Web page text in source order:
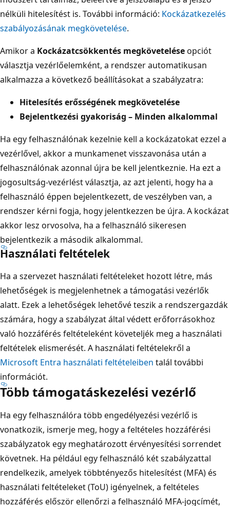
nélküli hitelesítést is. További információ: Kockázatkezelés
szabályozásának megkövetelése.
Amikor a Kockázatcsökkentés megköveteléseopciót
választja vezérlőelemként, a rendszer automatikusan
alkalmazza a következő beállításokat a szabályzatra:
Hitelesítés erősségének megkövetelése
Bejelentkezési gyakoriság – Minden alkalommal
Ha egy felhasználónak kezelnie kell a kockázatokat ezzel a
vezérlővel, akkor a munkamenet visszavonása után a
felhasználónak azonnal újra be kell jelentkeznie. Ha ezt a
jogosultság-vezérlést választja, az azt jelenti, hogy ha a
felhasználó éppen bejelentkezett, de veszélyben van, a
rendszer kérni fogja, hogy jelentkezzen be újra. A kockázat
akkor lesz orvosolva, ha a felhasználó sikeresen
bejelentkezik a második alkalommal.
Használati feltételek
Ha a szervezet használati feltételeket hozott létre, más
lehetőségek is megjelenhetnek a támogatási vezérlők
alatt. Ezek a lehetőségek lehetővé teszik a rendszergazdák
számára, hogy a szabályzat által védett erőforrásokhoz
való hozzáférés feltételeként követeljék meg a használati
feltételek elismerését. A használati feltételekről a
Microsoft Entra használati feltételeiben talál további
információt.
Több támogatáskezelési vezérlő
Ha egy felhasználóra több engedélyezési vezérlő is
vonatkozik, ismerje meg, hogy a feltételes hozzáférési
szabályzatok egy meghatározott érvényesítési sorrendet
követnek. Ha például egy felhasználó két szabályzattal
rendelkezik, amelyek többtényezős hitelesítést (MFA) és
használati feltételeket (ToU) igényelnek, a feltételes
hozzáférés először ellenőrzi a felhasználó MFA-jogcímét,